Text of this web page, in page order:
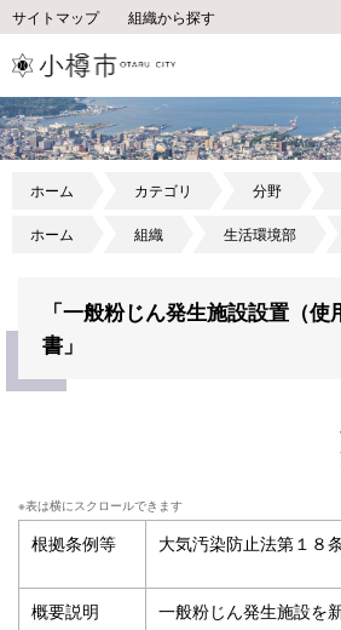
サイトマップ 組織から探す
ホーム カテゴリ 分野
ホーム 組織 生活環境部
「一般粉じん発生施設設置（使
書」
根拠条例等 大気汚染防止法第１８
概要説明 一般粉じん発生施設を